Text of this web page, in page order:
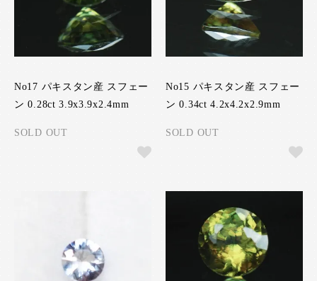
No17 パキスタン産 スフェー
ン 0.28ct 3.9x3.9x2.4mm
SOLD OUT
No15 パキスタン産 スフェー
ン 0.34ct 4.2x4.2x2.9mm
SOLD OUT